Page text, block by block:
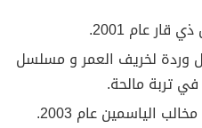
عام 2001.
مسلسل وردة لخريف العمر و مسلسل
تربة مالحة.
الياسمين عام 2003.